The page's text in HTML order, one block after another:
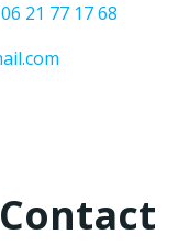
06 21 77 17 68